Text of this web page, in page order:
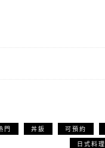
門 丼飯 可預約
日式料理